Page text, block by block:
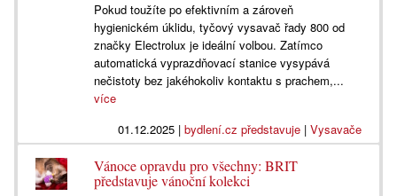
Pokud toužíte po efektivním a zároveň
hygienickém úklidu, tyčový vysavač řady 800 od
značky Electrolux je ideální volbou. Zatímco
automatická vyprazdňovací stanice vysypává
nečistoty bez jakéhokoliv kontaktu s prachem,...
více
01.12.2025| bydlení.cz představuje| Vysavače
Vánoce opravdu pro všechny: BRIT
představuje vánoční kolekci